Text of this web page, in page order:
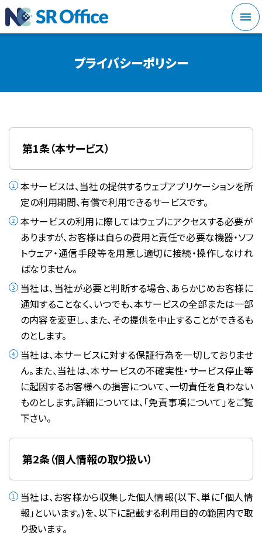
メニ
プライバシーポリシー
第1条（本サービス）
本サービスは、当社の提供するウェブアプリケーションを所
定の利用期間、有償で利用できるサービスです。
本サービスの利用に際してはウェブにアクセスする必要が
ありますが、お客様は自らの費用と責任で必要な機器・ソフ
トウェア・通信手段等を用意し適切に接続・操作しなけれ
ばなりません。
当社は、当社が必要と判断する場合、あらかじめお客様に
通知することなく、いつでも、本サービスの全部または一部
の内容を変更し、また、その提供を中止することができるも
のとします。
当社は、本サービスに対する保証行為を一切しておりませ
ん。また、当社は、本サービスの不確実性・サービス停止等
に起因するお客様への損害について、一切責任を負わない
ものとします。詳細については、「免責事項について」をご覧
下さい。
第2条（個人情報の取り扱い）
当社は、お客様から収集した個人情報(以下、単に「個人情
報」といいます。)を、以下に記載する利用目的の範囲内で取
り扱います。